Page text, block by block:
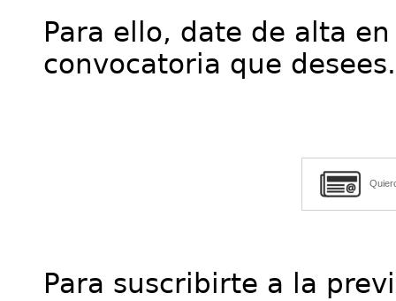
Para ello, date de alta
convocatoria que desees.
Para suscribirte a la